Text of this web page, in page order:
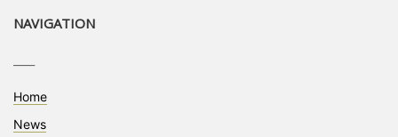
NAVIGATION
Home
News